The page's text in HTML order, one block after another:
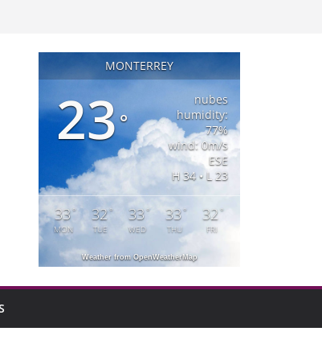
MONTERREY
23°
nubes
humidity:
77%
wind: 0m/s
ESE
H 34 • L 23
33°
MON
32°
TUE
33°
WED
33°
THU
32°
FRI
Weather from OpenWeatherMap